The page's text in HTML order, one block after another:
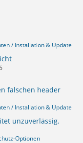
/ Installation & Update
falschen header
/ Installation & Update
unzuverlässig.
Optionen